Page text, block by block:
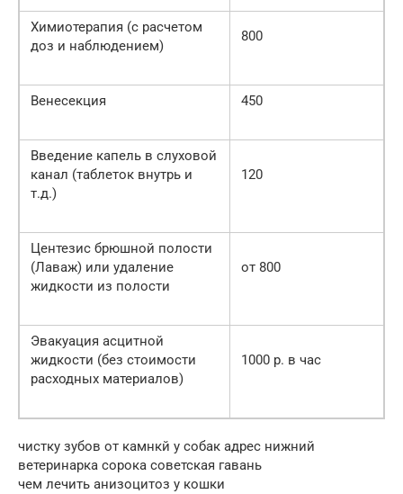
Химиотерапия (с расчетом
доз и наблюдением)
800
Венесекция 450
Введение капель в слуховой
канал (таблеток внутрь и
т.д.)
120
Центезис брюшной полости
(Лаваж) или удаление
жидкости из полости
от 800
Эвакуация асцитной
жидкости (без стоимости
расходных материалов)
1000 р. в час
чистку зубов от камнкй у собак адрес нижний
ветеринарка сорока советская гавань
чем лечить анизоцитоз у кошки